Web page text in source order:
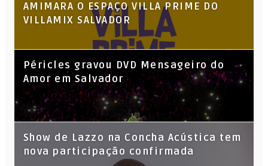
AMIMARA O ESPAÇO VILLA PRIME DO
VILLAMIX SALVADOR
Péricles gravou DVD Mensageiro do
Amor em Salvador
Show de Lazzo na Concha Acústica tem
nova participação confirmada